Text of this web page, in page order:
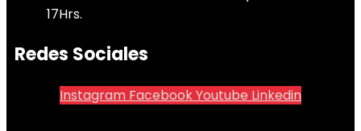
17Hrs.
Redes Sociales
Instagram FacebookYoutube Linkedin